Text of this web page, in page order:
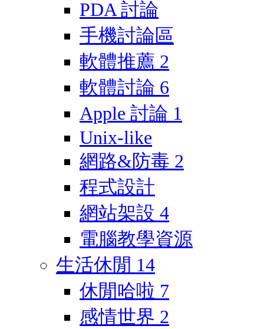
PDA 討論
手機討論區
軟體推薦 2
軟體討論 6
Apple 討論 1
Unix-like
網路&防毒 2
程式設計
網站架設 4
電腦教學資源
生活休閒 14
休閒哈啦 7
感情世界 2